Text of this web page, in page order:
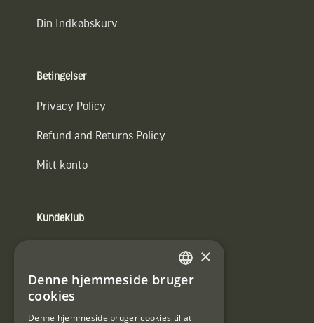
Din Indkøbskurv
Betingelser
Privacy Policy
Refund and Returns Policy
Mitt konto
Kundeklub
E-
post
SWEDISH
×
Denne hjemmeside bruger
cookies
Denne hjemmeside bruger cookies til at